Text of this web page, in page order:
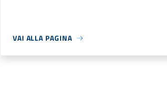
VAI ALLA PAGINA